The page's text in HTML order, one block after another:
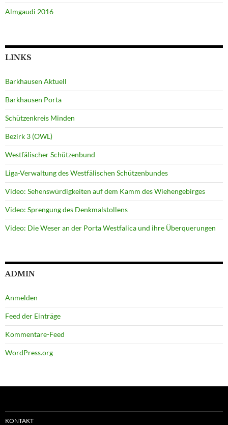
Almgaudi 2016
LINKS
Barkhausen Aktuell
Barkhausen Porta
Schützenkreis Minden
Bezirk 3 (OWL)
Westfälischer Schützenbund
Liga-Verwaltung des Westfälischen Schützenbundes
Video: Sehenswürdigkeiten auf dem Kamm des Wiehengebirges
Video: Sprengung des Denkmalstollens
Video: Die Weser an der Porta Westfalica und ihre Überquerungen
ADMIN
Anmelden
Feed der Einträge
Kommentare-Feed
WordPress.org
KONTAKT